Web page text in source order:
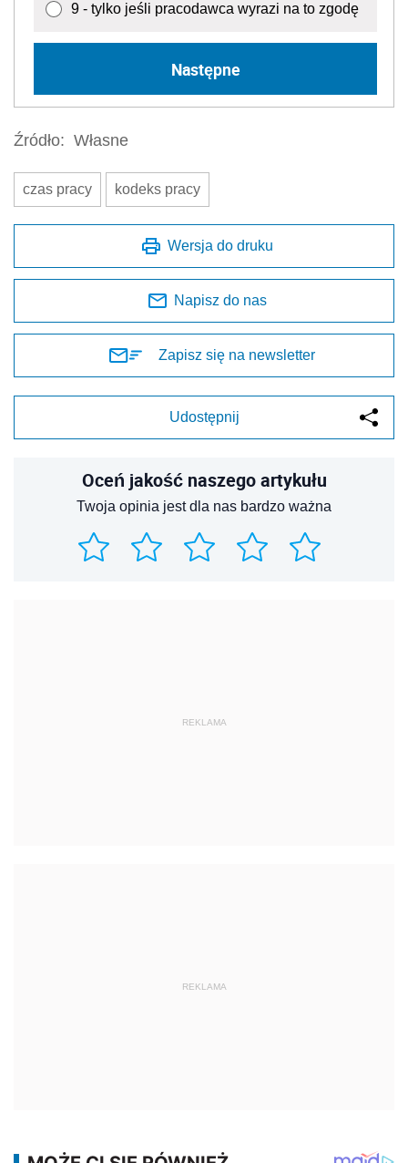
9 - tylko jeśli pracodawca wyrazi na to zgodę
Następne
Źródło: Własne
czas pracy kodeks pracy
Wersja do druku
Napisz do nas
Zapisz się na newsletter
Udostępnij
Oceń jakość naszego artykułu
Twoja opinia jest dla nas bardzo ważna
REKLAMA
REKLAMA